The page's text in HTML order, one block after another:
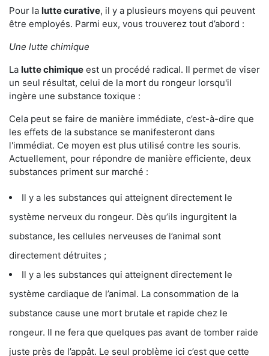
Pour la lutte curative, il y a plusieurs moyens qui peuvent
être employés. Parmi eux, vous trouverez tout d’abord :
Une lutte chimique
La lutte chimique est un procédé radical. Il permet de viser
un seul résultat, celui de la mort du rongeur lorsqu'il
ingère une substance toxique :
Cela peut se faire de manière immédiate, c’est-à-dire que
les effets de la substance se manifesteront dans
l'immédiat. Ce moyen est plus utilisé contre les souris.
Actuellement, pour répondre de manière efficiente, deux
substances priment sur marché :
Il y a les substances qui atteignent directement le
système nerveux du rongeur. Dès qu’ils ingurgitent la
substance, les cellules nerveuses de l’animal sont
directement détruites ;
Il y a les substances qui atteignent directement le
système cardiaque de l’animal. La consommation de la
substance cause une mort brutale et rapide chez le
rongeur. Il ne fera que quelques pas avant de tomber raide
juste près de l’appât. Le seul problème ici c’est que cette